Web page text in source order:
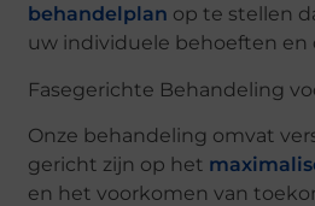
behandelplan op te stellen
uw individuele behoeften en
Fasegerichte Behandeling
Onze behandeling omvat
gericht zijn op het
en het voorkomen van